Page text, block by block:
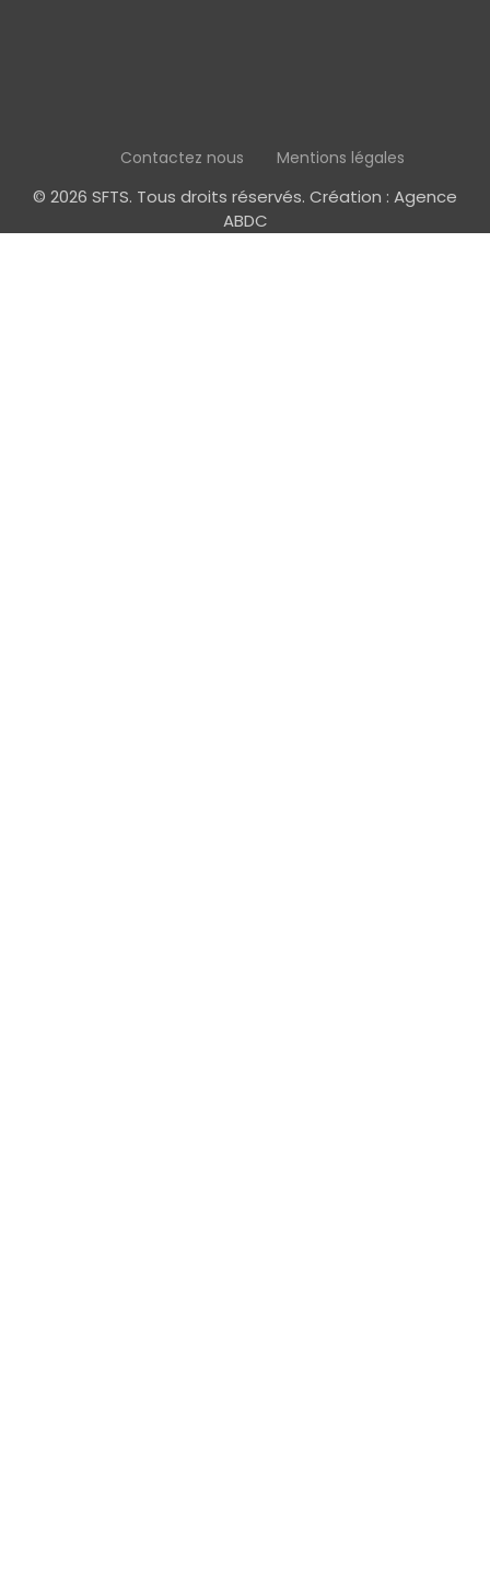
Contactez nous Mentions légales
© 2026 SFTS. Tous droits réservés. Création : Agence
ABDC